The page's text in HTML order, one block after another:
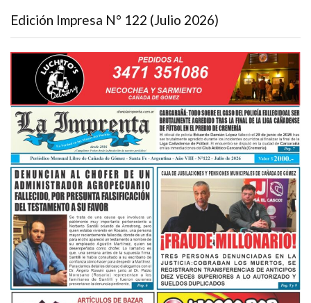
Edición Impresa N° 122 (Julio 2026)